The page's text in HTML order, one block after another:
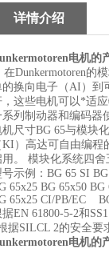
详情介绍
电机的
Dunkermotoren的
的换向电子（AI）到
，这些电机可以*适
系列制动器和编码器
机尺寸BG 65与模块
KI）高达可自由编
用。 模块化系统四
号示例：BG 65 SI
65x25 BG 65x50 BG
65x25 CI/PB/EC
据EN 61800-5-2和
据SILCL 2的安全要
电机的